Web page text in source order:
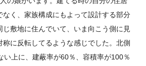
なく、家族構成にもよって設計する部分
じ敷地に住んでいて、いま向こう側に見
称に反転してるような感じでした。北側
い上に、建蔽率が60％、容積率が100％